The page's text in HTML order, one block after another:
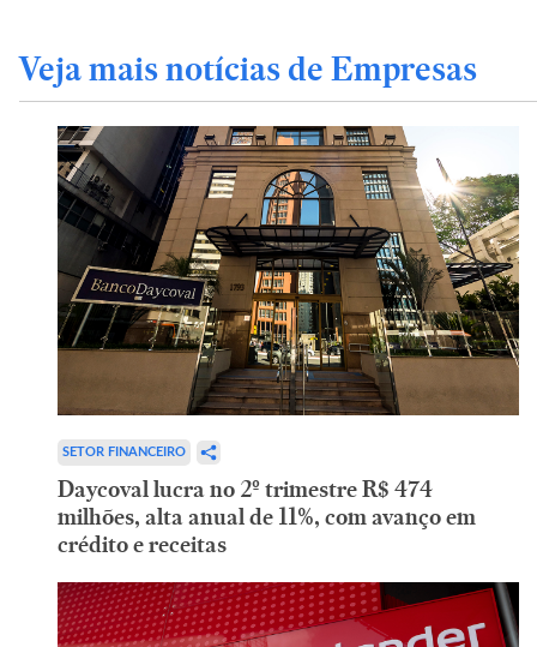
Veja mais notícias de Empresas
SETOR FINANCEIRO
Daycoval lucra no 2º trimestre R$ 474
milhões, alta anual de 11%, com avanço em
crédito e receitas